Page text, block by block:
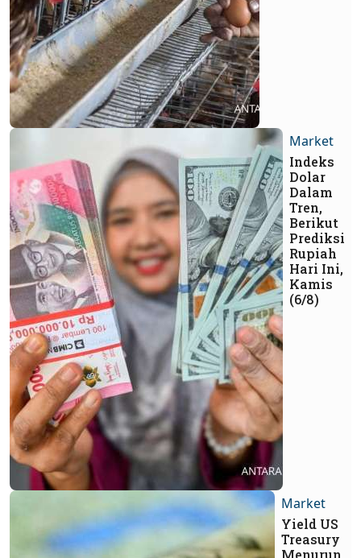
Market
Indeks
Dolar
Dalam
Tren,
Berikut
Prediksi
Rupiah
Hari Ini,
Kamis
(6/8)
Market
Yield US
Treasury
Menurun,